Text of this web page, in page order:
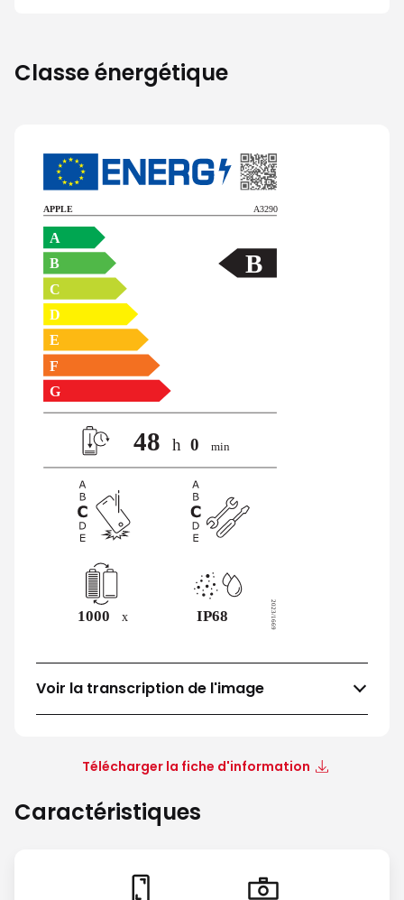
Classe énergétique
Voir la transcription de l'image
Télécharger la fiche d'information
Caractéristiques